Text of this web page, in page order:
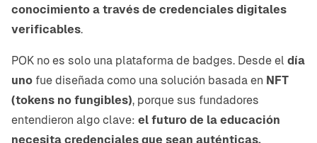
conocimiento a través de credenciales digitales
verificables.
POK no es solo una plataforma de badges. Desde el día
uno fue diseñada como una solución basada en NFT
(tokens no fungibles), porque sus fundadores
entendieron algo clave: el futuro de la educación
necesita credenciales que sean auténticas,